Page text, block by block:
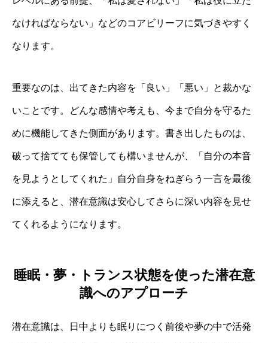
なければならない」などのコアビリーフに気づきやすく
なります。
重要なのは、出てきた内容を「良い」「悪い」と裁かな
いことです。どんな感情や考えも、今まで自分を守るた
めに機能してきた側面があります。書き出したものは、
破って捨てても保管しても構いませんが、「自分の本音
を見ようとしてくれた」自分自身をねぎらう一言を最後
に添えると、潜在意識は安心してさらに深い内容を見せ
てくれるようになります。
睡眠・夢・トランス状態を使った潜在意
識へのアプローチ
潜在意識は、日中よりも眠りにつく前後や夢の中で活発